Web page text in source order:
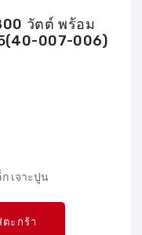
วัตต์ พร้อม
007-006)
เจาะปูน
ะกร้า